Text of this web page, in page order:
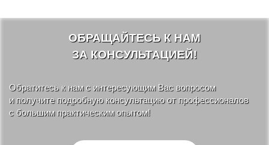
ОБРАЩАЙТЕСЬ К НАМ
ЗА КОНСУЛЬТАЦИЕЙ!
Обратитесь к нам с интересующим Вас вопросом
и получите подробную консультацию от профессионалов
с большим практическим опытом!